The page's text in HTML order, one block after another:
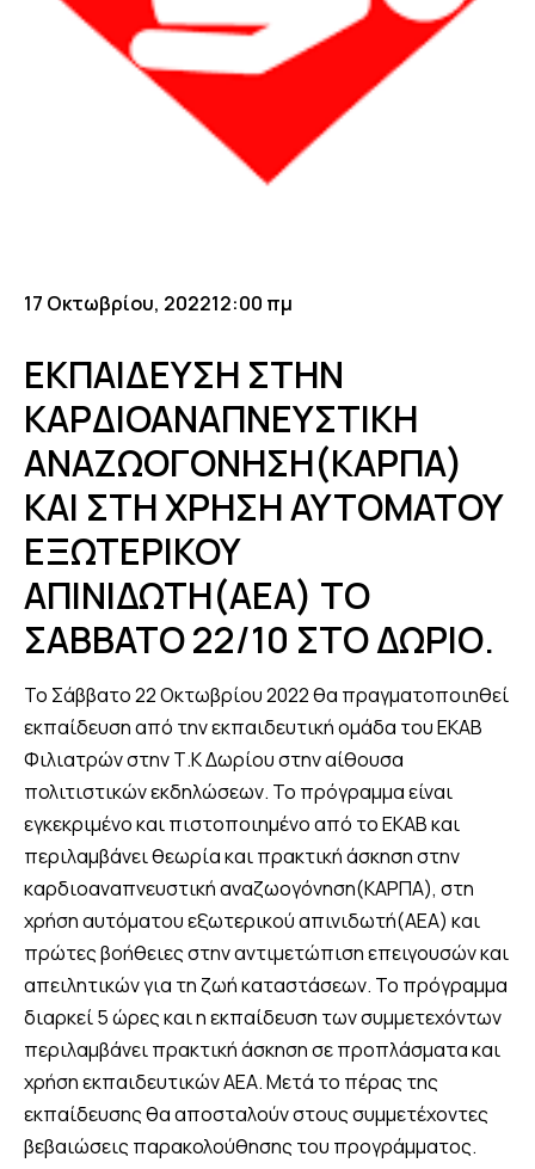
17 Οκτωβρίου, 202212:00 πμ
ΕΚΠΑΙΔΕΥΣΗ ΣΤΗΝ
ΚΑΡΔΙΟΑΝΑΠΝΕΥΣΤΙΚΗ
ΑΝΑΖΩΟΓΟΝΗΣΗ(ΚΑΡΠΑ)
ΚΑΙ ΣΤΗ ΧΡΗΣΗ ΑΥΤΟΜΑΤΟΥ
ΕΞΩΤΕΡΙΚΟΥ
ΑΠΙΝΙΔΩΤΗ(ΑΕΑ) ΤΟ
ΣΑΒΒΑΤΟ 22/10 ΣΤΟ ΔΩΡΙΟ.
Το Σάββατο 22 Οκτωβρίου 2022 θα πραγματοποιηθεί
εκπαίδευση από την εκπαιδευτική ομάδα του ΕΚΑΒ
Φιλιατρών στην Τ.Κ Δωρίου στην αίθουσα
πολιτιστικών εκδηλώσεων. Το πρόγραμμα είναι
εγκεκριμένο και πιστοποιημένο από το ΕΚΑΒ και
περιλαμβάνει θεωρία και πρακτική άσκηση στην
καρδιοαναπνευστική αναζωογόνηση(ΚΑΡΠΑ), στη
χρήση αυτόματου εξωτερικού απινιδωτή(ΑΕΑ) και
πρώτες βοήθειες στην αντιμετώπιση επειγουσών και
απειλητικών για τη ζωή καταστάσεων. Το πρόγραμμα
διαρκεί 5 ώρες και η εκπαίδευση των συμμετεχόντων
περιλαμβάνει πρακτική άσκηση σε προπλάσματα και
χρήση εκπαιδευτικών ΑΕΑ. Μετά το πέρας της
εκπαίδευσης θα αποσταλούν στους συμμετέχοντες
βεβαιώσεις παρακολούθησης του προγράμματος.